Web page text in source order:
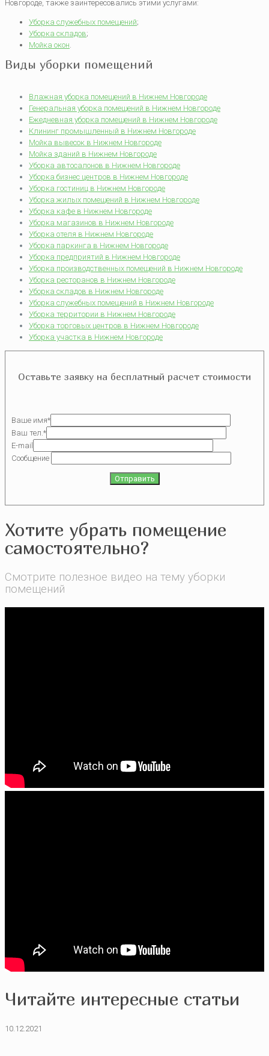
Новгороде, также заинтересовались этими услугами:
Уборка служебных помещений;
Уборка складов;
Мойка окон.
Виды уборки помещений
Влажная уборка помещений в Нижнем Новгороде
Генеральная уборка помещений в Нижнем Новгороде
Ежедневная уборка помещений в Нижнем Новгороде
Клининг промышленный в Нижнем Новгороде
Мойка вывесок в Нижнем Новгороде
Мойка зданий в Нижнем Новгороде
Уборка автосалонов в Нижнем Новгороде
Уборка бизнес центров в Нижнем Новгороде
Уборка гостиниц в Нижнем Новгороде
Уборка жилых помещений в Нижнем Новгороде
Уборка кафе в Нижнем Новгороде
Уборка магазинов в Нижнем Новгороде
Уборка отеля в Нижнем Новгороде
Уборка паркинга в Нижнем Новгороде
Уборка предприятий в Нижнем Новгороде
Уборка производственных помещений в Нижнем Новгороде
Уборка ресторанов в Нижнем Новгороде
Уборка складов в Нижнем Новгороде
Уборка служебных помещений в Нижнем Новгороде
Уборка территории в Нижнем Новгороде
Уборка торговых центров в Нижнем Новгороде
Уборка участка в Нижнем Новгороде
Оставьте заявку на бесплатный расчет стоимости
Ваше имя*
Ваш тел.*
E-mail
Сообщение
Хотите убрать помещение
самостоятельно?
Смотрите полезное видео на тему уборки
помещений
Читайте интересные статьи
10.12.2021